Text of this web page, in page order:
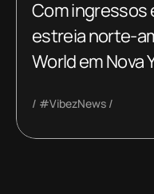
Com ingressos
estreia norte-
World em Nova
#VibezNews